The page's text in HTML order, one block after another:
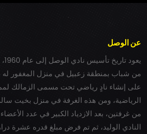
عن الوصل
من شباب بمنطقة زعبيل في منزل المغفور له
على إنشاء نادٍ رياضي تحت مسمى الزمالك
الرياضية، ومن هذه الغرفة في منزل بخيت
من غرفتين، بعد الازدياد الكبير في عدد
النادي الوليد، ثم تم فرض مبلغ قدره عشرة